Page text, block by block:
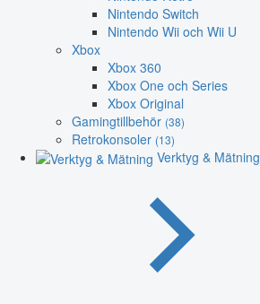
Nintendo Switch
Nintendo Wii och Wii U
Xbox
Xbox 360
Xbox One och Series
Xbox Original
Gamingtillbehör (38)
Retrokonsoler (13)
Verktyg & Mätning